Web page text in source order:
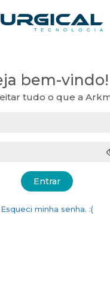
bem-vindo!
tudo o que a
Entrar
Esqueci minha senha. :(